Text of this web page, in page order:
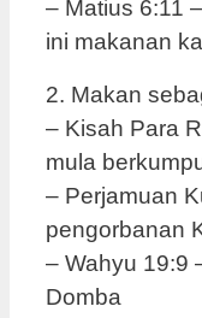
– Matius 6:11
ini makanan
2. Makan
– Kisah Para
mula
– Perjamuan
pengorbanan
– Wahyu 19:9
Domba